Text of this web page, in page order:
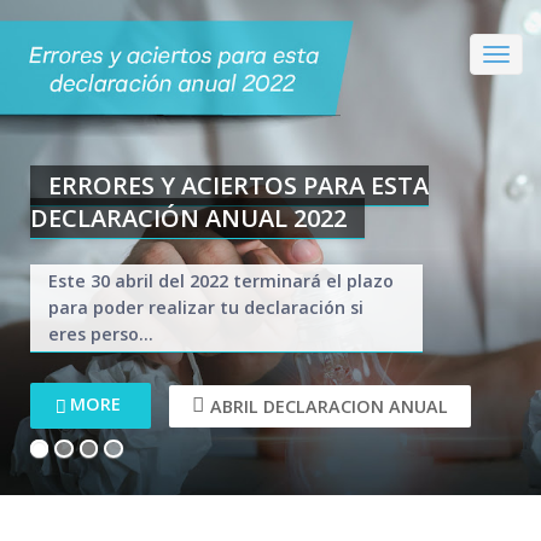
ERRORES Y ACIERTOS PARA ESTA
DECLARACIÓN ANUAL 2022
Este 30 abril del 2022 terminará el plazo
para poder realizar tu declaración si
eres perso...
MORE ABRIL DECLARACION ANUAL
CONOCE LAS VENTAJAS DE HACER TU
DECLARACIÓN A TIEMPO
El Servicio de Administración Tributaria
es de suma importancia y de ayuda para
todos los ...
MORE ABRIL DECLARACION ANUAL